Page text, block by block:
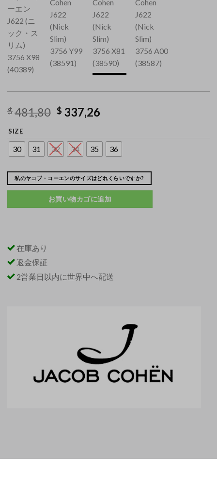
$481,80 $ 337,26
SIZE
30 31 32 34 35 36
私のヤコブ・コーエンのサイズはどれくらいですか?
お買い物カゴに追加
在庫あり
返金保証
2営業日以内に世界中へ配送